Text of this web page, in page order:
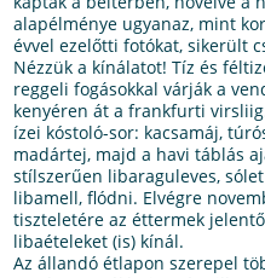
alapélménye ugyanaz, mint
évvel ezelőtti fotókat, sikerült
Nézzük a kínálatot! Tíz és
reggeli fogásokkal várják a
kenyéren át a frankfurti
ízei kóstoló-sor: kacsamáj,
madártej, majd a havi táblás
stílszerűen libaraguleves,
libamell, flódni. Elvégre
tiszteletére az éttermek
libaételeket (is) kínál.
Az állandó étlapon szerepel